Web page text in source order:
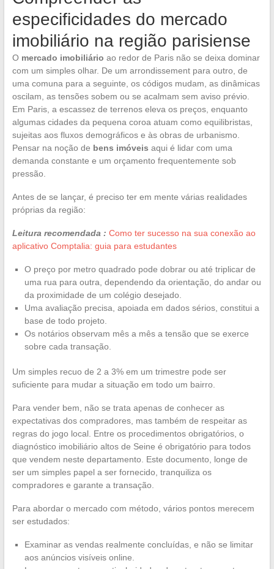
especificidades do mercado
imobiliário na região parisiense
O mercado imobiliário ao redor de Paris não se deixa dominar
com um simples olhar. De um arrondissement para outro, de
uma comuna para a seguinte, os códigos mudam, as dinâmicas
oscilam, as tensões sobem ou se acalmam sem aviso prévio.
Em Paris, a escassez de terrenos eleva os preços, enquanto
algumas cidades da pequena coroa atuam como equilibristas,
sujeitas aos fluxos demográficos e às obras de urbanismo.
Pensar na noção de bens imóveis aqui é lidar com uma
demanda constante e um orçamento frequentemente sob
pressão.
Antes de se lançar, é preciso ter em mente várias realidades
próprias da região:
Leitura recomendada : Como ter sucesso na sua conexão ao
aplicativo Comptalia: guia para estudantes
O preço por metro quadrado pode dobrar ou até triplicar de
uma rua para outra, dependendo da orientação, do andar ou
da proximidade de um colégio desejado.
Uma avaliação precisa, apoiada em dados sérios, constitui a
base de todo projeto.
Os notários observam mês a mês a tensão que se exerce
sobre cada transação.
Um simples recuo de 2 a 3% em um trimestre pode ser
suficiente para mudar a situação em todo um bairro.
Para vender bem, não se trata apenas de conhecer as
expectativas dos compradores, mas também de respeitar as
regras do jogo local. Entre os procedimentos obrigatórios, o
diagnóstico imobiliário altos de Seine é obrigatório para todos
que vendem neste departamento. Este documento, longe de
ser um simples papel a ser fornecido, tranquiliza os
compradores e garante a transação.
Para abordar o mercado com método, vários pontos merecem
ser estudados:
Examinar as vendas realmente concluídas, e não se limitar
aos anúncios visíveis online.